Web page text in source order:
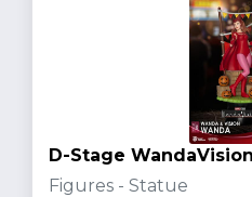
D-Stage
Figures - Statue